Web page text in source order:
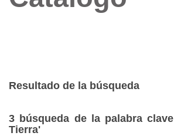
Resultado de la búsqueda
3 búsqueda de la palabra clave
Tierra'